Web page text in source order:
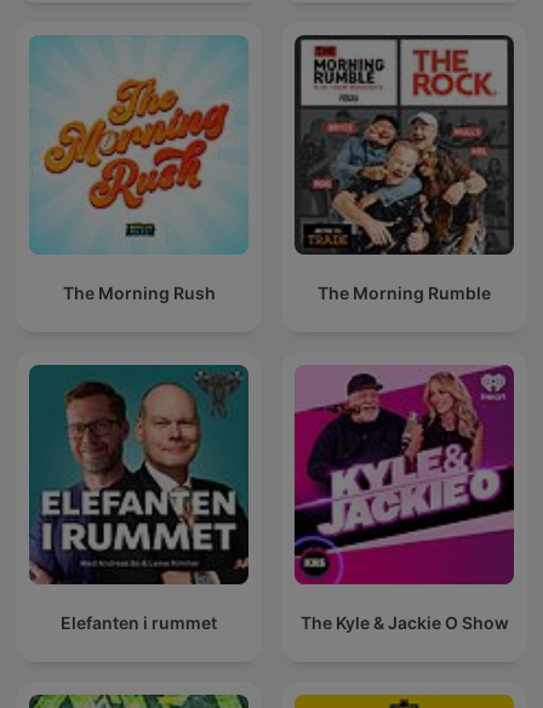
The Morning Rush The Morning Rumble
Elefanten i rummet The Kyle & Jackie O Show